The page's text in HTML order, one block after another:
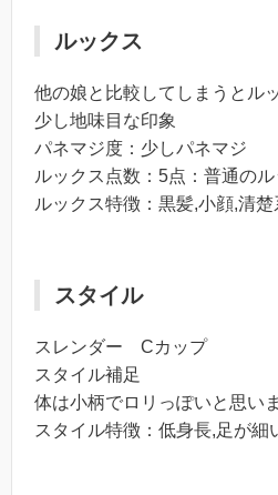
ルックス
他の娘と比較してしまうとル
少し地味目な印象
パネマジ度：少しパネマジ
ルックス点数：5点：普通のル
ルックス特徴：黒髪,小顔,清
スタイル
スレンダー Cカップ
スタイル補足
体は小柄でロリっぽいと思い
スタイル特徴：低身長,足が細